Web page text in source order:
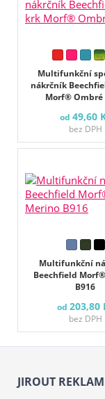
Multifunkční
nákrčník
Morf® Ombré
od 49,60
bez DPH
Multifunkční
Beechfield
B916
od 203,80
bez DPH
JIROUT